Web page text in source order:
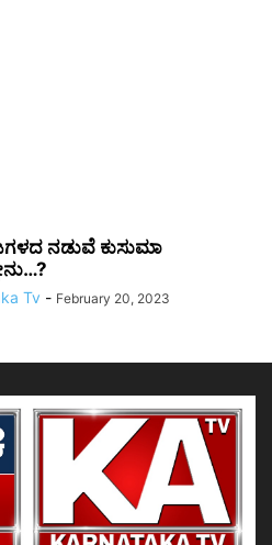
ನಡುವೆ ಕುಸುಮಾ
Tv - February 20, 2023